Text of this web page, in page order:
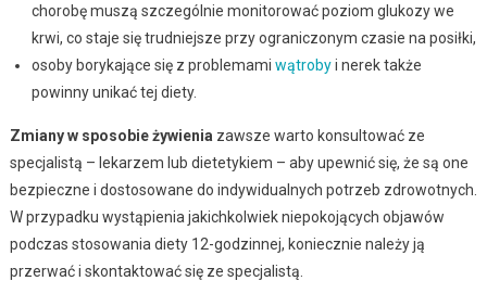
chorobę muszą szczególnie monitorować poziom glukozy we
krwi, co staje się trudniejsze przy ograniczonym czasie na posiłki,
osoby borykające się z problemami wątrobyi nerek także
powinny unikać tej diety.
Zmiany w sposobie żywienia zawsze warto konsultować ze
specjalistą – lekarzem lub dietetykiem – aby upewnić się, że są one
bezpieczne i dostosowane do indywidualnych potrzeb zdrowotnych.
W przypadku wystąpienia jakichkolwiek niepokojących objawów
podczas stosowania diety 12-godzinnej, koniecznie należy ją
przerwać i skontaktować się ze specjalistą.